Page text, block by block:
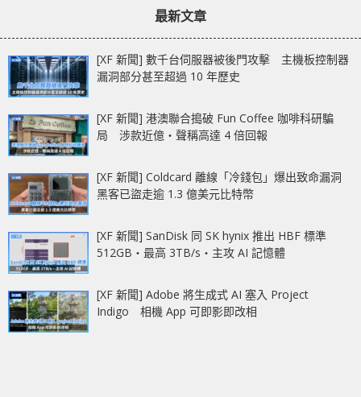
最新文章
[XF 新聞] 數千台伺服器被後門攻擊 主機板控制器
漏洞部分甚至超過 10 年歷史
[XF 新聞] 港澳聯合搗破 Fun Coffee 咖啡科研騙
局 涉款近億‧聲稱高達 4 倍回報
[XF 新聞] Coldcard 離線「冷錢包」爆出致命漏洞
黑客已盜走逾 1.3 億美元比特幣
[XF 新聞] SanDisk 同 SK hynix 推出 HBF 標準
512GB‧最高 3TB/s‧主攻 AI 記憶體
[XF 新聞] Adobe 將生成式 AI 塞入 Project
Indigo 相機 App 可即影即改相